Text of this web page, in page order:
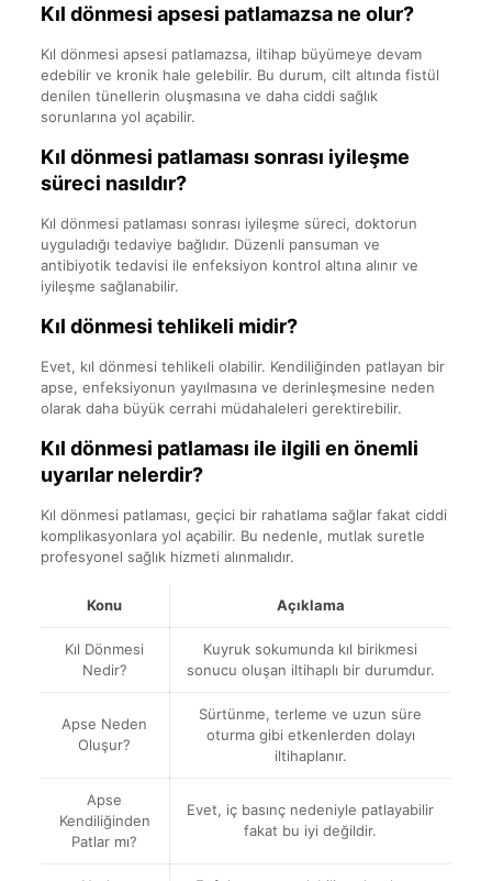
Kıl dönmesi apsesi patlamazsa ne olur?
Kıl dönmesi apsesi patlamazsa, iltihap büyümeye devam
edebilir ve kronik hale gelebilir. Bu durum, cilt altında fistül
denilen tünellerin oluşmasına ve daha ciddi sağlık
sorunlarına yol açabilir.
Kıl dönmesi patlaması sonrası iyileşme
süreci nasıldır?
Kıl dönmesi patlaması sonrası iyileşme süreci, doktorun
uyguladığı tedaviye bağlıdır. Düzenli pansuman ve
antibiyotik tedavisi ile enfeksiyon kontrol altına alınır ve
iyileşme sağlanabilir.
Kıl dönmesi tehlikeli midir?
Evet, kıl dönmesi tehlikeli olabilir. Kendiliğinden patlayan bir
apse, enfeksiyonun yayılmasına ve derinleşmesine neden
olarak daha büyük cerrahi müdahaleleri gerektirebilir.
Kıl dönmesi patlaması ile ilgili en önemli
uyarılar nelerdir?
Kıl dönmesi patlaması, geçici bir rahatlama sağlar fakat ciddi
komplikasyonlara yol açabilir. Bu nedenle, mutlak suretle
profesyonel sağlık hizmeti alınmalıdır.
Konu Açıklama
Kıl Dönmesi
Nedir?
Kuyruk sokumunda kıl birikmesi
sonucu oluşan iltihaplı bir durumdur.
Apse Neden
Oluşur?
Sürtünme, terleme ve uzun süre
oturma gibi etkenlerden dolayı
iltihaplanır.
Apse
Kendiliğinden
Patlar mı?
Evet, iç basınç nedeniyle patlayabilir
fakat bu iyi değildir.